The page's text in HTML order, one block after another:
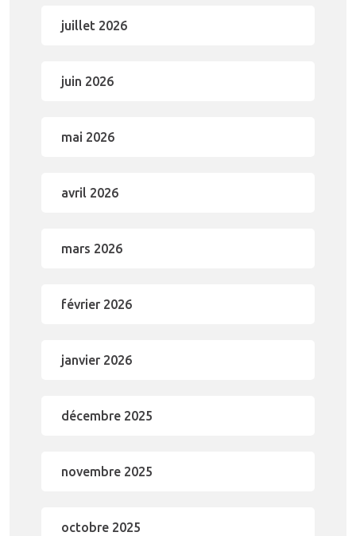
juillet 2026
juin 2026
mai 2026
avril 2026
mars 2026
février 2026
janvier 2026
décembre 2025
novembre 2025
octobre 2025